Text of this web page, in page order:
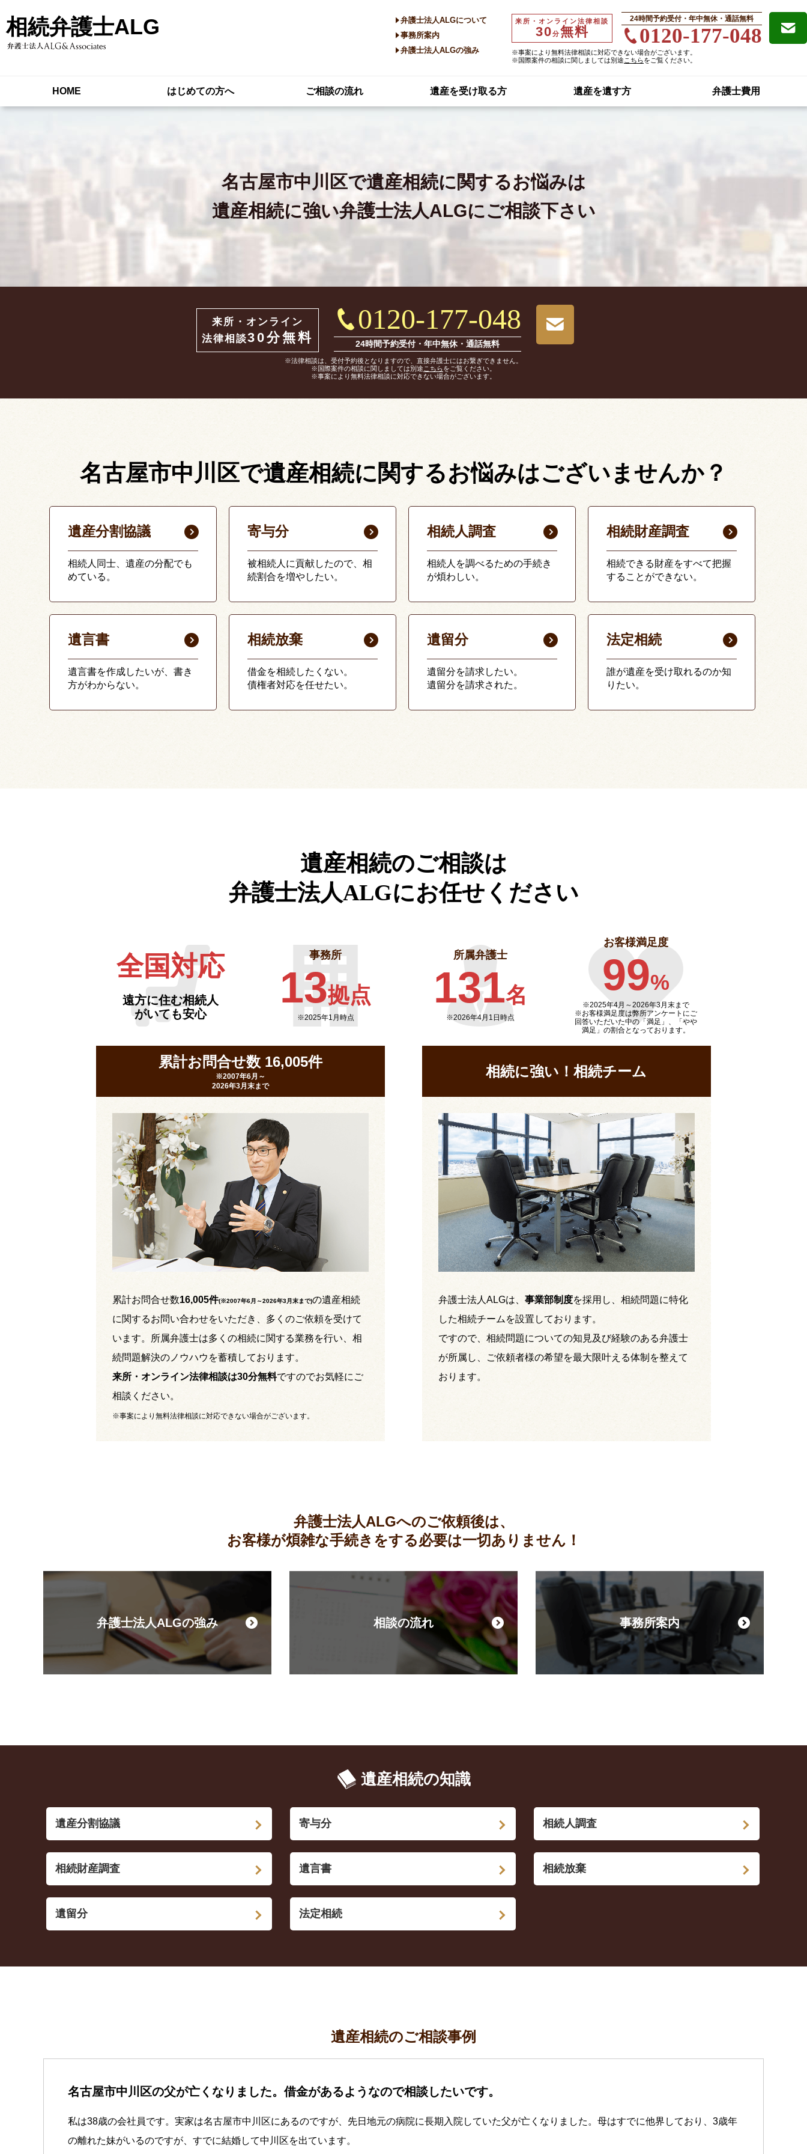
相続弁護士ALG 来所・オンライン法律相談
30分無料
24時間予約受付・年中無休・通話無料
0120-177-048
※事案により無料法律相談に対応できない場合がございます。
※国際案件の相談に関しましては別途 こちらをご覧ください。
弁護士法人ALGについて
事務所案内
弁護士法人ALGの強み
HOME はじめての方へ ご相談の流れ 遺産を受け取る方 遺産を遺す方 弁護士費用
名古屋市中川区で遺産相続に関するお悩みは
遺産相続に強い弁護士法人ALGにご相談下さい
来所・オンライン
法律相談30分無料
0120-177-048
24時間予約受付・年中無休・通話無料
※法律相談は、受付予約後となりますので、直接弁護士にはお繋ぎできません。
※国際案件の相談に関しましては別途 こちらをご覧ください。
※事案により無料法律相談に対応できない場合がございます。
名古屋市中川区で遺産相続に関するお悩みはございませんか？
遺産分割協議
相続人同士、遺産の分配でも
めている。
寄与分
被相続人に貢献したので、相
続割合を増やしたい。
相続人調査
相続人を調べるための手続き
が煩わしい。
相続財産調査
相続できる財産をすべて把握
することができない。
遺言書
遺言書を作成したいが、書き
方がわからない。
相続放棄
借金を相続したくない。
債権者対応を任せたい。
遺留分
遺留分を請求したい。
遺留分を請求された。
法定相続
誰が遺産を受け取れるのか知
りたい。
遺産相続のご相談は
弁護士法人ALGにお任せください
全国対応
遠方に住む相続人
がいても安心
事務所
13拠点
※2025年1月時点
所属弁護士
131名
※2026年4月1日時点
お客様満足度
99%
※2025年4月～2026年3月末まで
※お客様満足度は弊所アンケートにご
回答いただいた中の「満足」、「やや
満足」の割合となっております。
累計お問合せ数 16,005件
※2007年6月～
2026年3月末まで
累計お問合せ数16,005件(※2007年6月～2026年3月末まで)の遺産相続
に関するお問い合わせをいただき、多くのご依頼を受けて
います。所属弁護士は多くの相続に関する業務を行い、相
続問題解決のノウハウを蓄積しております。
来所・オンライン法律相談は30分無料ですのでお気軽にご
相談ください。
※事案により無料法律相談に対応できない場合がございます。
相続に強い！相続チーム
弁護士法人ALGは、 事業部制度を採用し、相続問題に特化
した相続チームを設置しております。
ですので、相続問題についての知見及び経験のある弁護士
が所属し、ご依頼者様の希望を最大限叶える体制を整えて
おります。
弁護士法人ALGへのご依頼後は、
お客様が煩雑な手続きをする必要は一切ありません！
弁護士法人ALGの強み 相談の流れ 事務所案内
遺産相続の知識
遺産分割協議 寄与分 相続人調査
相続財産調査 遺言書 相続放棄
遺留分 法定相続
遺産相続のご相談事例
名古屋市中川区の父が亡くなりました。借金があるようなので相談したいです。
私は38歳の会社員です。実家は名古屋市中川区にあるのですが、先日地元の病院に長期入院していた父が亡くなりました。母はすでに他界しており、3歳年
の離れた妹がいるのですが、すでに結婚して中川区を出ています。